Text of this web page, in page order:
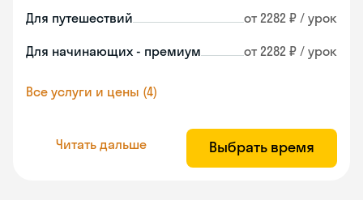
Для путешествий от 2282 ₽ / урок
Для начинающих - премиум от 2282 ₽ / урок
Все услуги и цены (4)
Читать дальше Выбрать время